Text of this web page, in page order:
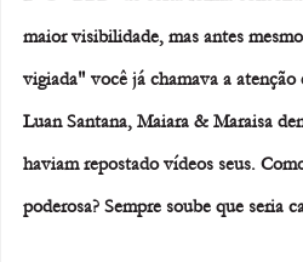
maior visibilidade, mas antes
vigiada" você já chamava a
Luan Santana, Maiara & Maraisa
haviam repostado vídeos seus.
poderosa? Sempre soube que seria